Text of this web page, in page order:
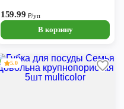
159.99 ₽/уп
В корзину
5.0